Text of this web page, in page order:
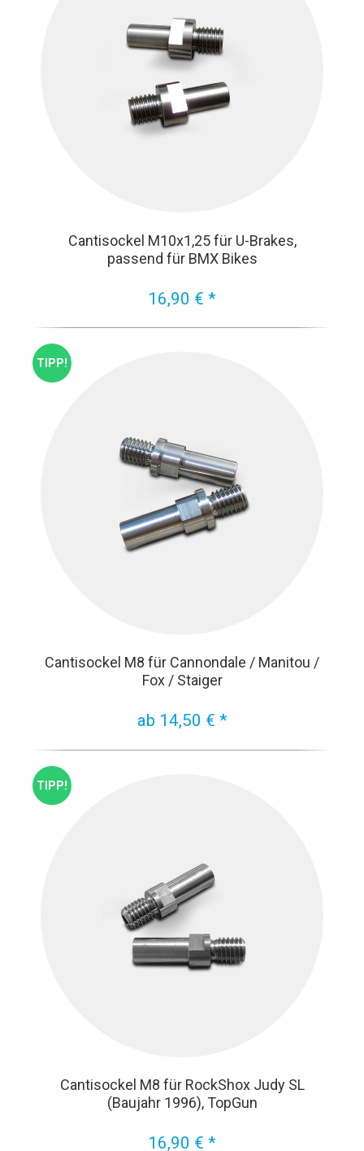
Cantisockel M10x1,25 für U-Brakes,
passend für BMX Bikes
16,90 € *
TIPP!
Cantisockel M8 für Cannondale / Manitou /
Fox / Staiger
ab 14,50 € *
TIPP!
Cantisockel M8 für RockShox Judy SL
(Baujahr 1996), TopGun
16,90 € *